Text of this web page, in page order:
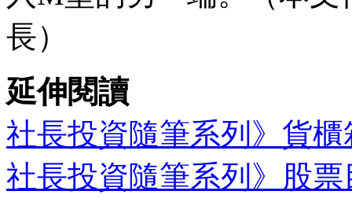
長）
延伸閱讀
社長投資隨筆系列》貨
社長投資隨筆系列》股